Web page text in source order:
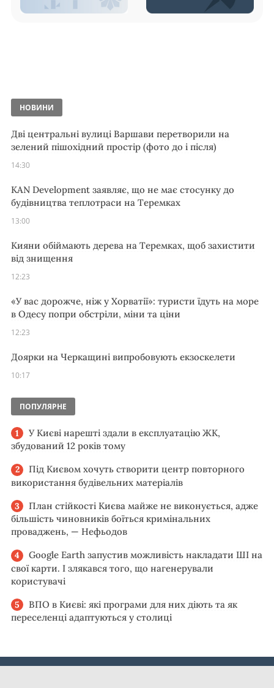
НОВИНИ
Дві центральні вулиці Варшави перетворили на
зелений пішохідний простір (фото до і після)
14:30
KAN Development заявляє, що не має стосунку до
будівництва теплотраси на Теремках
13:00
Кияни обіймають дерева на Теремках, щоб захистити
від знищення
12:23
«У вас дорожче, ніж у Хорватії»: туристи їдуть на море
в Одесу попри обстріли, міни та ціни
12:23
Доярки на Черкащині випробовують екзоскелети
10:17
ПОПУЛЯРНЕ
У Києві нарешті здали в експлуатацію ЖК,
збудований 12 років тому
Під Києвом хочуть створити центр повторного
використання будівельних матеріалів
План стійкості Києва майже не виконується, адже
більшість чиновників боїться кримінальних
проваджень, — Нефьодов
Google Earth запустив можливість накладати ШІ на
свої карти. І злякався того, що нагенерували
користувачі
ВПО в Києві: які програми для них діють та як
переселенці адаптуються у столиці